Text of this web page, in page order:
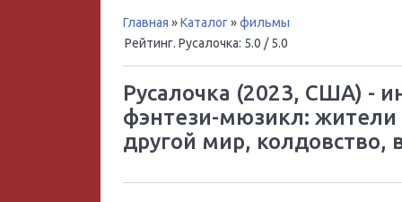
Главная »Каталог»фильмы
Рейтинг. Русалочка: 5.0 / 5.0
Русалочка (2023, США) -
фэнтези-мюзикл: жители
другой мир, колдовство,